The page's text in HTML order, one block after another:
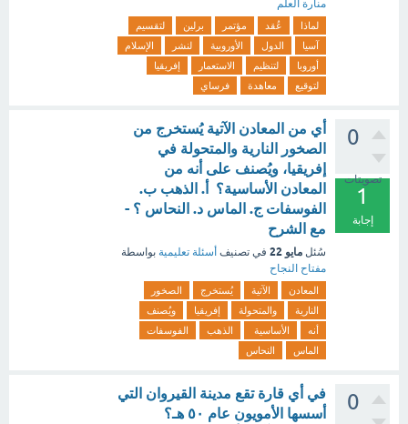
منارة العلم
لماذا عُقد مؤتمر برلين
لتقسيم
آسيا
الدول الأوروبية لنشر
الإسلام
أوروبا
لتنظيم الاستعمار
إفريقيا
لتوقيع
معاهدة فرساي
0
تصويتات
1
إجابة
أي من المعادن الآتية يُستخرج من
الصخور النارية والمتحولة في
إفريقيا، ويُصنف على أنه من
المعادن الأساسية؟ أ. الذهب ب.
الفوسفات ج. الماس د. النحاس ؟ -
مع الشرح
سُئل مايو 22 في تصنيف أسئلة تعليمية بواسطة
مفتاح النجاح
المعادن الآتية يُستخرج
الصخور
النارية
والمتحولة إفريقيا
ويُصنف
أنه
الأساسية الذهب
الفوسفات
الماس
النحاس
0
في أي قارة تقع مدينة القيروان التي
أسسها الأمويون عام ٥٠ هـ؟